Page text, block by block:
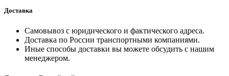
Доставка
Самовывоз с юридического и фактического адреса.
Доставка по России транспортными компаниями.
Иные способы доставки вы можете обсудить с нашим
менеджером.